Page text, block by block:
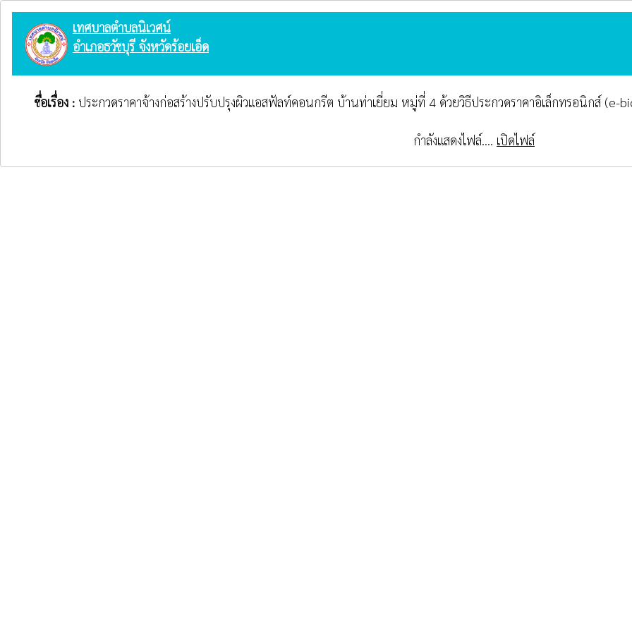
เทศบาลตำบลนิเวศน์
อำเภอธวัชบุรี จังหวัดร้อยเอ็ด
ชื่อเรื่อง : ประกวดราคาจ้างก่อสร้างปรับปรุงผิวแอสฟัลท์คอนกรีต บ้านท่าเยี่ยม หมู่ที่ 4 ด้วยวิธีประกวดราคาอิเล็กทรอนิกส์ (e-
กำลังแสดงไฟล์.... เปิดไฟล์